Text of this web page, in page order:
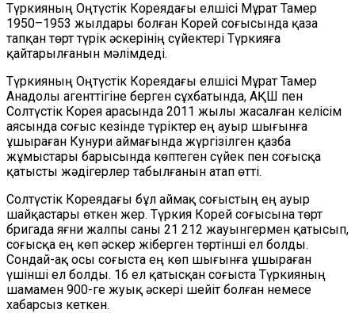
Түркияның Оңтүстік Кореядағы елшісі Мұрат Тамер
1950–1953 жылдары болған Корей соғысында қаза
тапқан төрт түрік әскерінің сүйектері Түркияға
қайтарылғанын мәлімдеді.
Түркияның Оңтүстік Кореядағы елшісі Мұрат Тамер
Анадолы агенттігіне берген сұхбатында, АҚШ пен
Солтүстік Корея арасында 2011 жылы жасалған келісім
аясында соғыс кезінде түріктер ең ауыр шығынға
ұшыраған Кунури аймағында жүргізілген қазба
жұмыстары барысында көптеген сүйек пен соғысқа
қатысты жәдігерлер табылғанын атап өтті.
Солтүстік Кореядағы бұл аймақ соғыстың ең ауыр
шайқастары өткен жер. Түркия Корей соғысына төрт
бригада яғни жалпы саны 21 212 жауынгермен қатысып,
соғысқа ең көп әскер жіберген төртінші ел болды.
Сондай-ақ осы соғыста ең көп шығынға ұшыраған
үшінші ел болды. 16 ел қатысқан соғыста Түркияның
шамамен 900-ге жуық әскері шейіт болған немесе
хабарсыз кеткен.